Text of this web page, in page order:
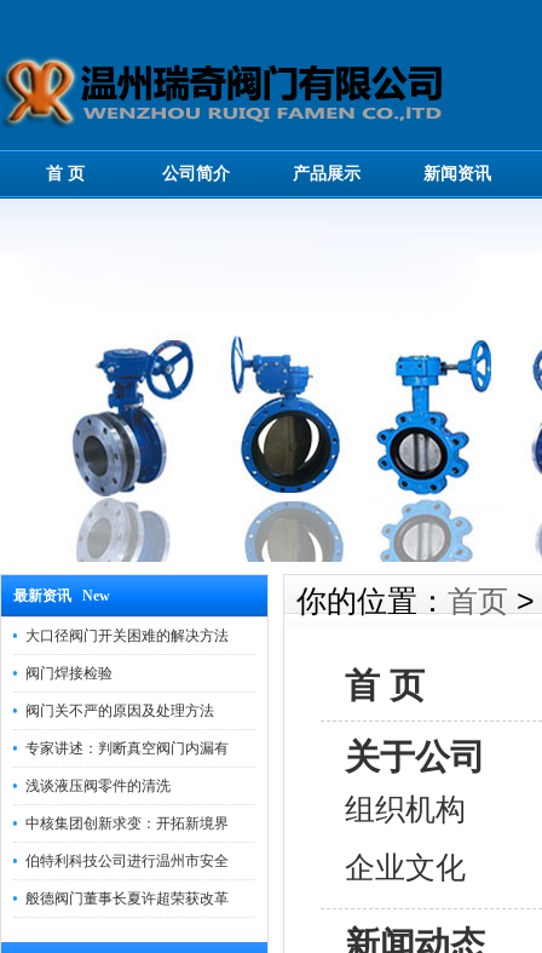
首 页 公司简介 产品展示 新闻资讯
最新资讯 New
大口径阀门开关困难的解决方法
阀门焊接检验
阀门关不严的原因及处理方法
专家讲述：判断真空阀门内漏有
浅谈液压阀零件的清洗
中核集团创新求变：开拓新境界
伯特利科技公司进行温州市安全
般德阀门董事长夏许超荣获改革
你的位置： 首页 >
首 页
关于公司
组织机构
企业文化
新闻动态